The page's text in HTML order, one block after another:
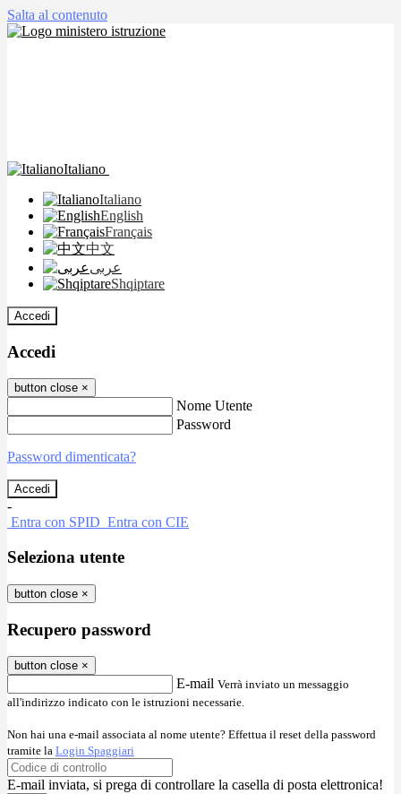
Salta al contenuto
Italiano
Italiano
English
Français
中文
عربى
Shqiptare
Accedi
Accedi
button close ×
Nome Utente
Password
Password dimenticata?
-
Entra con SPID Entra con CIE
Seleziona utente
button close ×
Recupero password
button close ×
E-mail Verrà inviato un messaggio
all'indirizzo indicato con le istruzioni necessarie.
Non hai una e-mail associata al nome utente? Effettua il reset della password
tramite la Login Spaggiari
E-mail inviata, si prega di controllare la casella di posta elettronica!